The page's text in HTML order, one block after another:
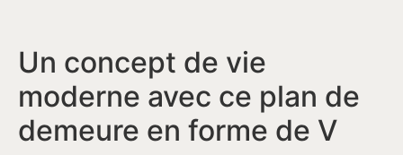
Un concept de vie
moderne avec ce plan de
demeure en forme de V